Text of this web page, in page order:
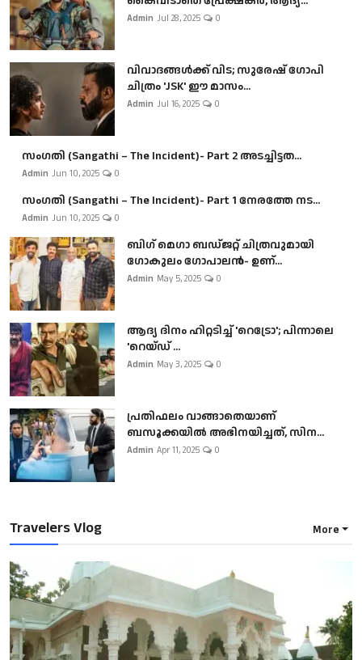
Admin Jul 28, 2025 0
വിവാദങ്ങൾക്ക് വിട; സുരേഷ് ഗോപി
ചിത്രം 'JSK' ഈ മാസം...
Admin Jul 16, 2025 0
സംഗതി (Sangathi – The Incident)- Part 2 അടച്ചിട്ടത...
Admin Jun 10, 2025 0
സംഗതി (Sangathi – The Incident)- Part 1 നേരത്തേ നട...
Admin Jun 10, 2025 0
ബി​ഗ് മെഗാ ബഡ്ജറ്റ് ചിത്രവുമായി
ഗോകുലം ഗോപാലൻ- ഉണ്...
Admin May 5, 2025 0
ആദ്യ ദിനം ഹിറ്റടിച്ച് 'റെട്രോ'; പിന്നാലെ
'റെയ്ഡ് ...
Admin May 3, 2025 0
പ്രതിഫലം വാങ്ങാതെയാണ്
ബസൂക്കയില്‍ അഭിനയിച്ചത്, സിന...
Admin Apr 11, 2025 0
Travelers Vlog More